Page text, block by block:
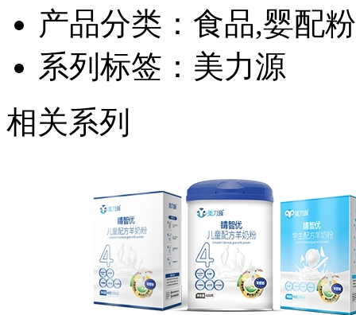
产品分类：食品,婴配
系列标签：美力源
相关系列